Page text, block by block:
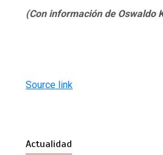
(Con información de Oswaldo
Source link
Actualidad